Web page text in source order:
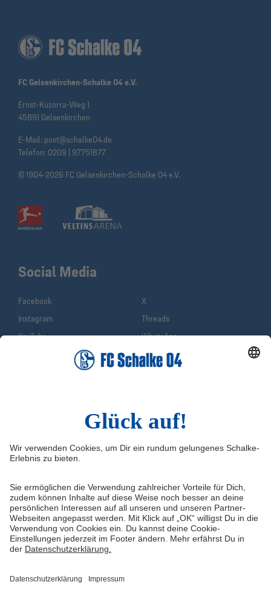
FC Gelsenkirchen-Schalke 04 e.V.
Ernst-Kuzorra-Weg 1
45891 Gelsenkirchen
E-Mail: post@schalke04.de
Telefon: 0209 | 97751877
© 1904-2026 FC Gelsenkirchen-Schalke 04 e.V.
Service & Kontakt
Erklärung zur Barrierefreiheit
Medienportal
Datenschutz
Haftungsausschluss
Tickets
VELTINS-Arena
Knappenschmiede
ERWIN buchen
Social Media
Facebook
X
Instagram
Threads
YouTube
WhatsApp
Sina Weibo